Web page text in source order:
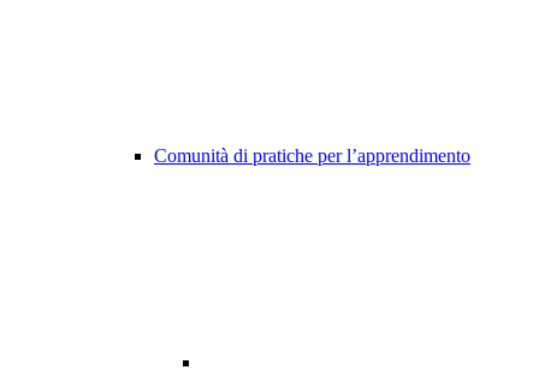
Comunità di pratiche per l’apprendimento